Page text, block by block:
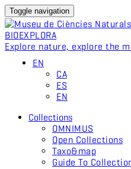
Toggle navigation
BIOEXPLORA
Explore nature, explore the
EN
CA
ES
EN
Collections
OMNIMUS
Open Collections
Taxo&map
Guide To